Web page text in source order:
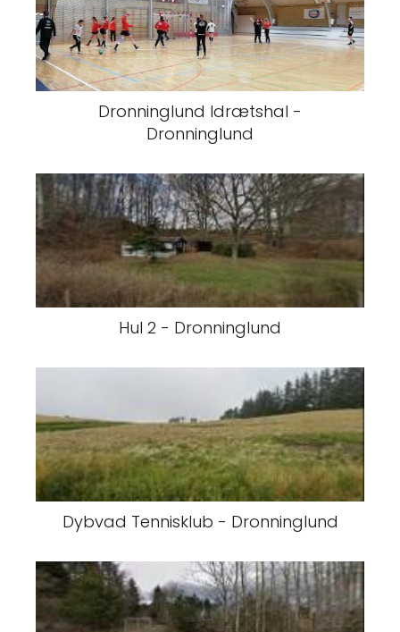
Dronninglund Idrætshal -
Dronninglund
Hul 2 - Dronninglund
Dybvad Tennisklub - Dronninglund